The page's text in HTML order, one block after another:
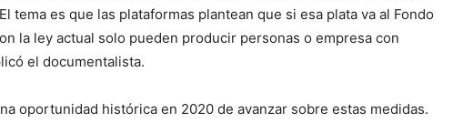
tema es que las plataformas plantean que si esa plata va al Fondo
la ley actual solo pueden producir personas o empresa con
el documentalista.
oportunidad histórica en 2020 de avanzar sobre estas medidas.